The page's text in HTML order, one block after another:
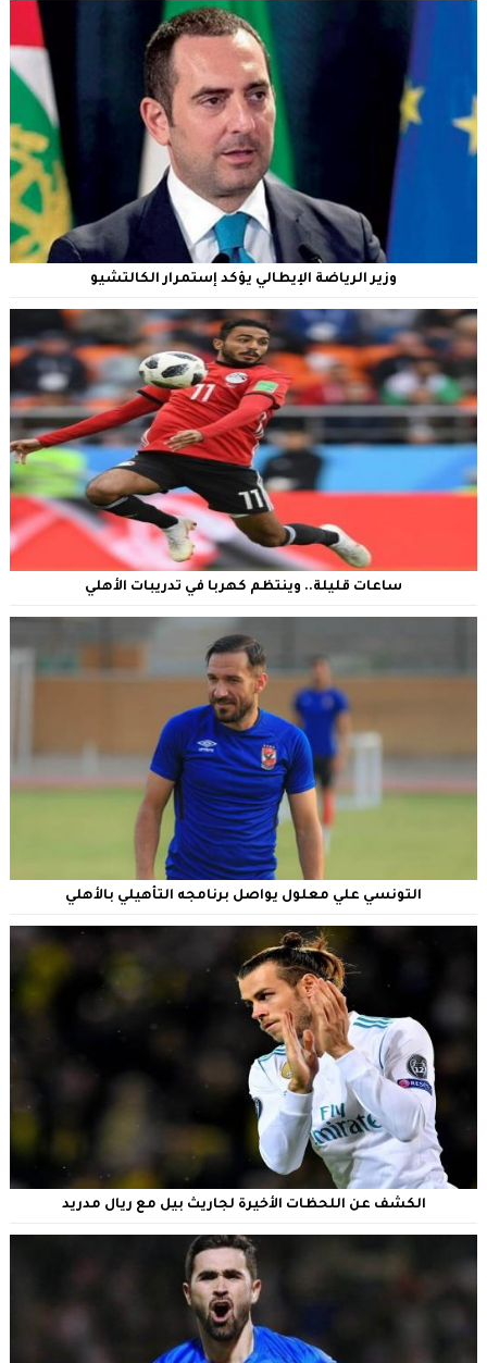
وزير الرياضة الإيطالي يؤكد إستمرار الكالتشيو
ساعات قليلة.. وينتظم كهربا في تدريبات الأهلي
التونسي علي معلول يواصل برنامجه التأهيلي بالأهلي
الكشف عن اللحظات الأخيرة لجاريث بيل مع ريال مدريد